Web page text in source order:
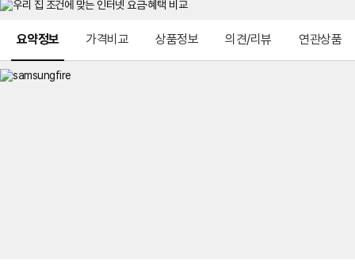
요약정보 가격비교 상품정보 의견/리뷰 연관상품